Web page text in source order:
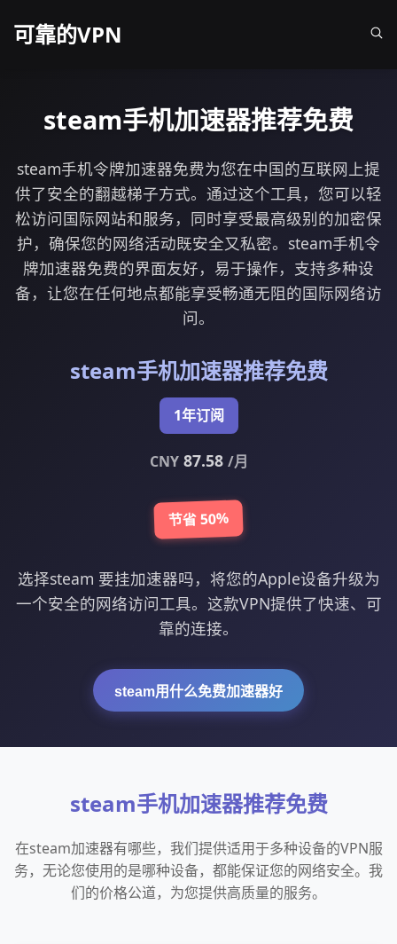
可靠的VPN
steam手机加速器推荐免费
steam手机令牌加速器免费为您在中国的互联网上提
供了安全的翻越梯子方式。通过这个工具，您可以轻
松访问国际网站和服务，同时享受最高级别的加密保
护，确保您的网络活动既安全又私密。steam手机令
牌加速器免费的界面友好，易于操作，支持多种设
备，让您在任何地点都能享受畅通无阻的国际网络访
问。
steam手机加速器推荐免费
1年订阅
CNY87.58 /月
节省 50%
选择steam 要挂加速器吗，将您的Apple设备升级为
一个安全的网络访问工具。这款VPN提供了快速、可
靠的连接。
steam用什么免费加速器好
steam手机加速器推荐免费
在steam加速器有哪些，我们提供适用于多种设备的VPN服
务，无论您使用的是哪种设备，都能保证您的网络安全。我
们的价格公道，为您提供高质量的服务。